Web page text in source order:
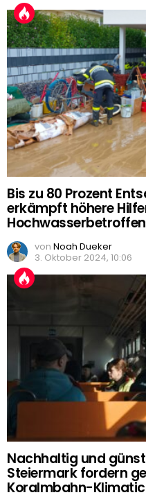
Bis zu 80 Prozent
erkämpft höhere
von Noah Dueker
3. Oktober 2024, 10:06
Nachhaltig und
Steiermark fordern
Koralmbahn-